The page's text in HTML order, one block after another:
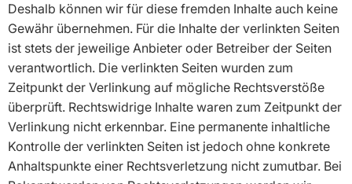
Deshalb können wir für diese fremden Inhalte auch keine
Gewähr übernehmen. Für die Inhalte der verlinkten Seiten
ist stets der jeweilige Anbieter oder Betreiber der Seiten
verantwortlich. Die verlinkten Seiten wurden zum
Zeitpunkt der Verlinkung auf mögliche Rechtsverstöße
überprüft. Rechtswidrige Inhalte waren zum Zeitpunkt der
Verlinkung nicht erkennbar. Eine permanente inhaltliche
Kontrolle der verlinkten Seiten ist jedoch ohne konkrete
Anhaltspunkte einer Rechtsverletzung nicht zumutbar. Bei